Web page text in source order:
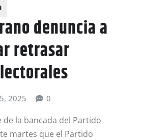
denuncia a
retrasar
2025 0
la bancada del Partido
martes que el Partido